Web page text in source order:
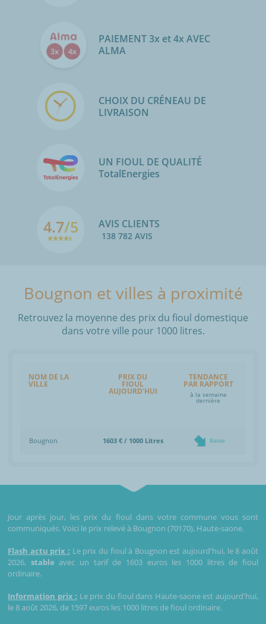
PAIEMENT 3x et 4x AVEC
ALMA
CHOIX DU CRÉNEAU DE
LIVRAISON
UN FIOUL DE QUALITÉ
TotalEnergies
4.7/5 AVIS CLIENTS
138 782 AVIS
Bougnon et villes à proximité
Retrouvez la moyenne des prix du fioul domestique
dans votre ville pour 1000 litres.
NOM DE LA
VILLE
PRIX DU
FIOUL
AUJOURD'HUI
TENDANCE
PAR RAPPORT
à la semaine
dernière
Bougnon 1603 € / 1000 Litres Baisse
Jour après jour, les prix du fioul dans votre commune vous sont
communiqués. Voici le prix relevé à Bougnon (70170), Haute-saone.
Flash actu prix : Le prix du fioul à Bougnon est aujourd'hui, le 8 août
2026, stable avec un tarif de 1603 euros les 1000 litres de fioul
ordinaire.
Information prix : Le prix du fioul dans Haute-saone est aujourd'hui,
le 8 août 2026, de 1597 euros les 1000 litres de fioul ordinaire.